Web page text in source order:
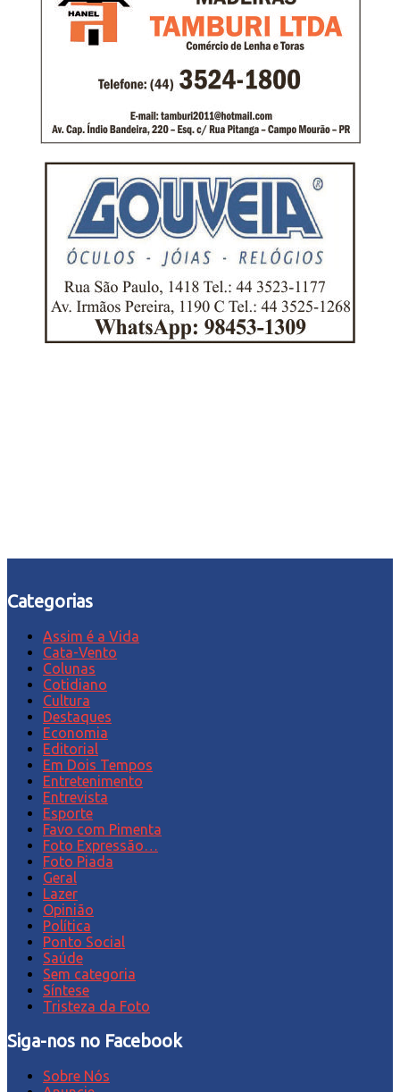
Categorias
Assim é a Vida
Cata-Vento
Colunas
Cotidiano
Cultura
Destaques
Economia
Editorial
Em Dois Tempos
Entretenimento
Entrevista
Esporte
Favo com Pimenta
Foto Expressão…
Foto Piada
Geral
Lazer
Opinião
Política
Ponto Social
Saúde
Sem categoria
Síntese
Tristeza da Foto
Siga-nos no Facebook
Sobre Nós